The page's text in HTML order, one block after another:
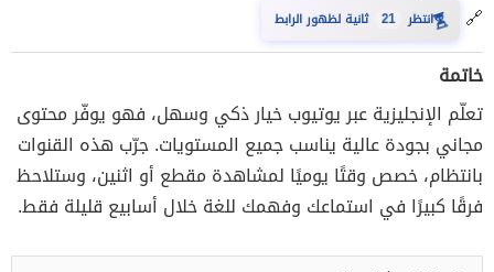
🔗
⏳انتظر 21 ثانية لظهور الرابط
خاتمة
تعلّم الإنجليزية عبر يوتيوب خيار ذكي وسهل، فهو يوفّر محتوى
مجاني بجودة عالية يناسب جميع المستويات. جرّب هذه القنوات
بانتظام، خصص وقتًا يوميًا لمشاهدة مقطع أو اثنين، وستلاحظ
فرقًا كبيرًا في استماعك وفهمك للغة خلال أسابيع قليلة فقط.